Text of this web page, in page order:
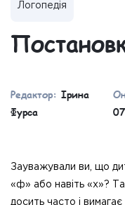
Логопедія
Редактор: Ірина
Фурса
Зауважували ви, що
«ф» або навіть «х»?
досить часто і